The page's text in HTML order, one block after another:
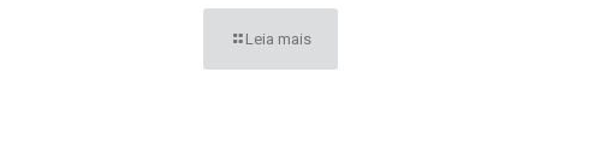
Leia mais